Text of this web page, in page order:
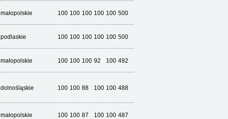
małopolskie 100 100 100 100 100 500
podlaskie 100 100 100 100 100 500
małopolskie 100 100 100 92 100 492
dolnośląskie 100 100 88 100 100 488
małopolskie 100 100 87 100 100 487